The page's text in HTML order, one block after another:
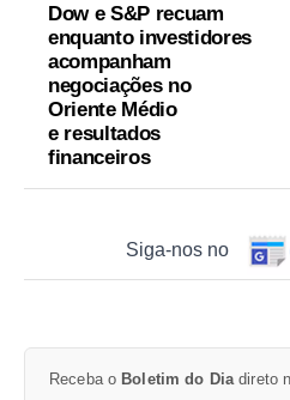
Dow e S&P recuam
enquanto investidores
acompanham
negociações no
Oriente Médio
e resultados
financeiros
Siga-nos no
Receba o Boletim do Dia direto